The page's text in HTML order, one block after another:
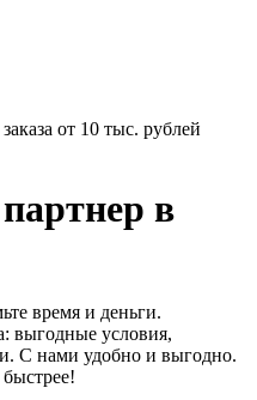
от 10 тыс. рублей
в
время и деньги.
выгодные условия,
С нами удобно и выгодно.